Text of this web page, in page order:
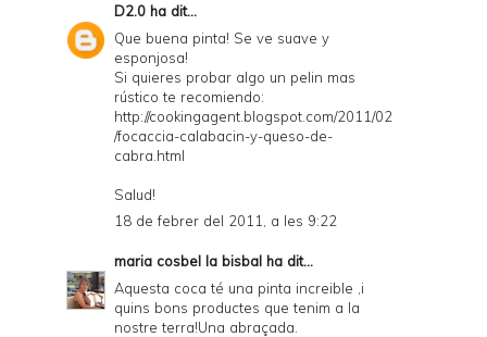
D2.0 ha dit...
Que buena pinta! Se ve suave y
esponjosa!
Si quieres probar algo un pelin mas
rústico te recomiendo:
http://cookingagent.blogspot.com/2011/02
/focaccia-calabacin-y-queso-de-
cabra.html
Salud!
18 de febrer del 2011, a les 9:22
maria cosbel la bisbal ha dit...
Aquesta coca té una pinta increible ,i
quins bons productes que tenim a la
nostre terra!Una abraçada.